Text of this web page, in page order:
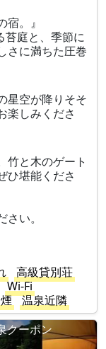
宿。』
苔庭と、季節に
さに満ちた圧巻
星空が降りそそ
楽しみくださ
竹と木のゲート
ひ堪能くださ
い。
高級貸別荘
Wi-Fi
温泉近隣
クーポン